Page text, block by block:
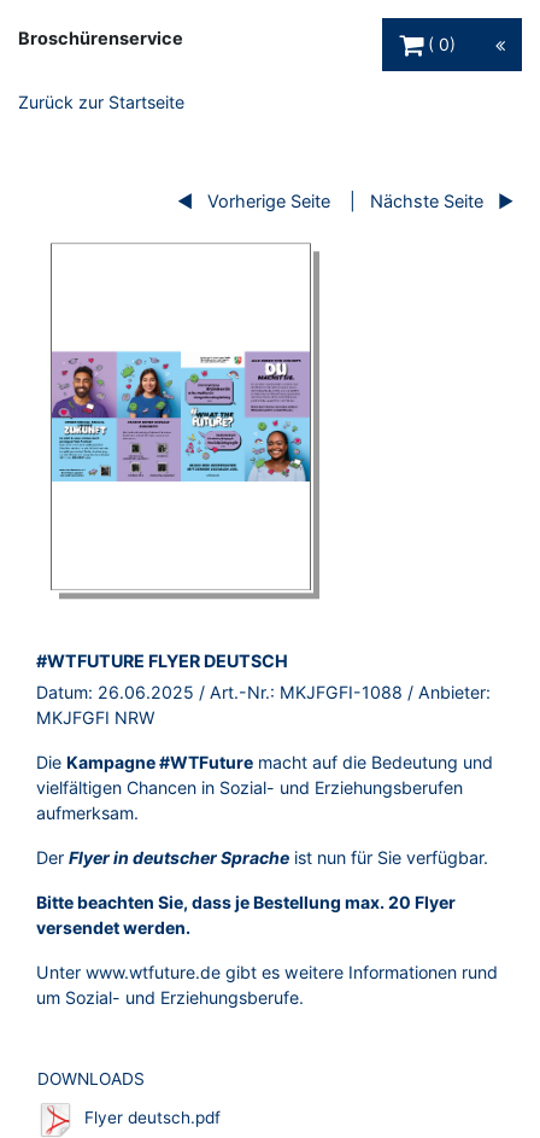
Broschürenservice
0
Zurück zur Startseite
Vorherige Seite Nächste Seite
BROSCHÜRE:
#WTFUTURE FLYER DEUTSCH
Datum: 26.06.2025 / Art.-Nr.: MKJFGFI-1088 / Anbieter:
MKJFGFI NRW
Die Kampagne #WTFuture macht auf die Bedeutung und
vielfältigen Chancen in Sozial- und Erziehungsberufen
aufmerksam.
Der Flyer in deutscher Sprache ist nun für Sie verfügbar.
Bitte beachten Sie, dass je Bestellung max. 20 Flyer
versendet werden.
Unter www.wtfuture.de gibt es weitere Informationen rund
um Sozial- und Erziehungsberufe.
DOWNLOADS
Flyer deutsch.pdf